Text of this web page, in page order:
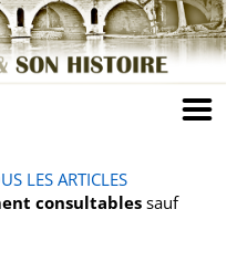
LES ARTICLES
consultables sauf